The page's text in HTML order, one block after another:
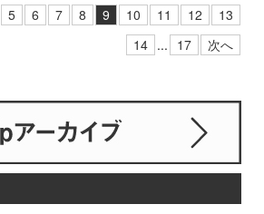
5 6 7 8 9 10 11 12
13
14 ... 17 次へ